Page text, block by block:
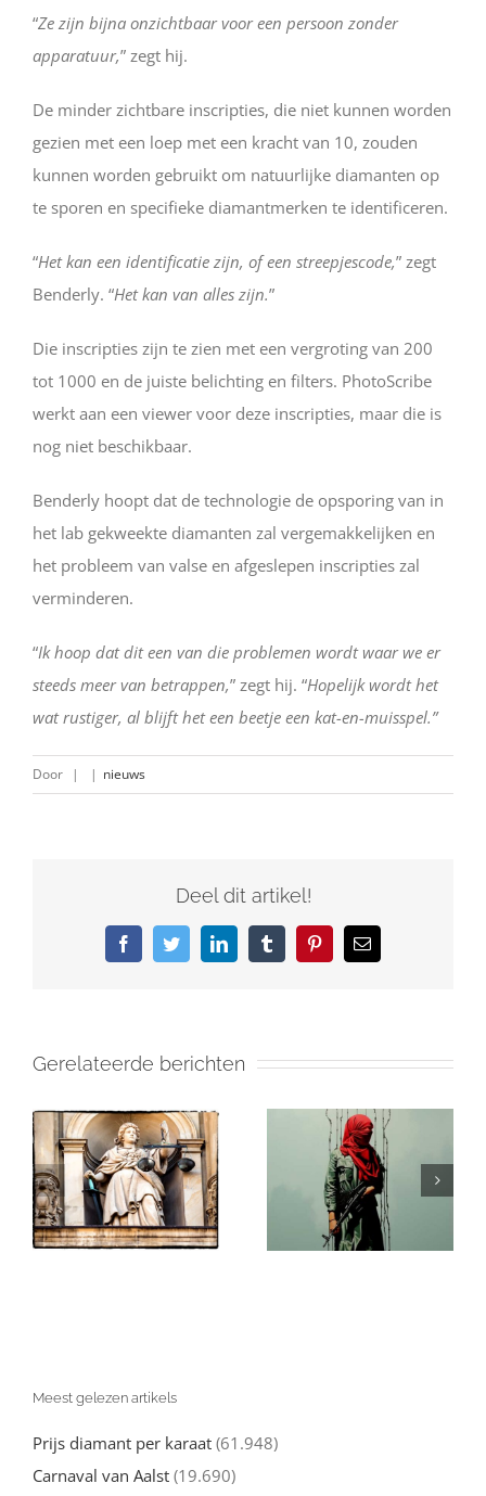
“Ze zijn bijna onzichtbaar voor een persoon zonder
apparatuur,” zegt hij.
De minder zichtbare inscripties, die niet kunnen worden
gezien met een loep met een kracht van 10, zouden
kunnen worden gebruikt om natuurlijke diamanten op
te sporen en specifieke diamantmerken te identificeren.
“Het kan een identificatie zijn, of een streepjescode,” zegt
Benderly. “Het kan van alles zijn.”
Die inscripties zijn te zien met een vergroting van 200
tot 1000 en de juiste belichting en filters. PhotoScribe
werkt aan een viewer voor deze inscripties, maar die is
nog niet beschikbaar.
Benderly hoopt dat de technologie de opsporing van in
het lab gekweekte diamanten zal vergemakkelijken en
het probleem van valse en afgeslepen inscripties zal
verminderen.
“Ik hoop dat dit een van die problemen wordt waar we er
steeds meer van betrappen,” zegt hij. “Hopelijk wordt het
wat rustiger, al blijft het een beetje een kat-en-muisspel.”
Door | | nieuws
Deel dit artikel!
FacebookTwitterLinkedInTumblrPinterest
E-
mail
Gerelateerde berichten
Israël en de
(valse)
beschuldigingen
van genocide:
een nuchtere
Gaza: Wat Je
Echt over de
Oorlog tegen
Hamas moet
Meest gelezen artikels
Prijs diamant per karaat (61.948)
Carnaval van Aalst (19.690)